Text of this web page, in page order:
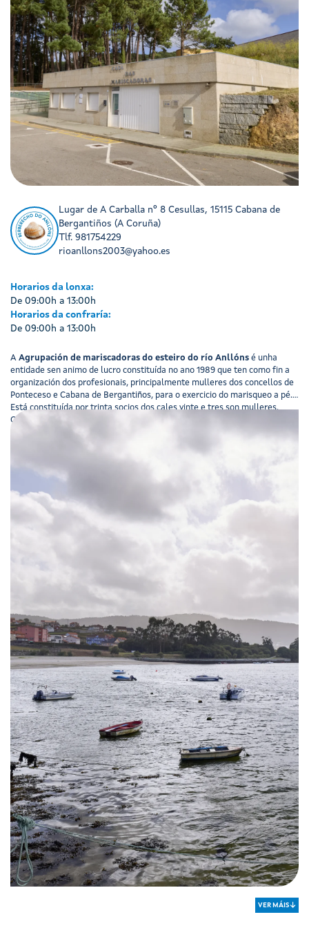
Lugar de A Carballa nº 8 Cesullas, 15115 Cabana de
Bergantiños (A Coruña)
Tlf. 981754229
rioanllons2003@yahoo.es
Horarios da lonxa:
De 09:00h a 13:00h
Horarios da confraría:
De 09:00h a 13:00h
A Agrupación de mariscadoras do esteiro do río Anllóns é unha
entidade sen animo de lucro constituída no ano 1989 que ten como fin a
organización dos profesionais, principalmente mulleres dos concellos de
Ponteceso e Cabana de Bergantiños, para o exercicio do marisqueo a pé.
Está constituída por trinta socios dos cales vinte e tres son mulleres.
Outras función da agrupación son o establecemento de relación con
organizacións que perseguen fins similares, intervir nos problemas que
promover a organización das mariscadoras, respectando e facendo
respectar a normativa legal vixente, fomentar e crear todas as
estructuras necesarias para acadar os fins anteriores e actuar como
órgano de consulta e colaboración coas administracións na defensa e
promoción das profesionais.
VER MÁIS